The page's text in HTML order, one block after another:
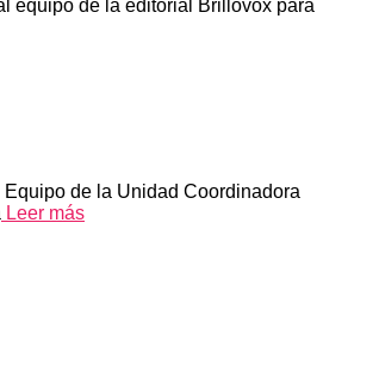
equipo de la editorial Brillovox para
de la Unidad Coordinadora
Leer más